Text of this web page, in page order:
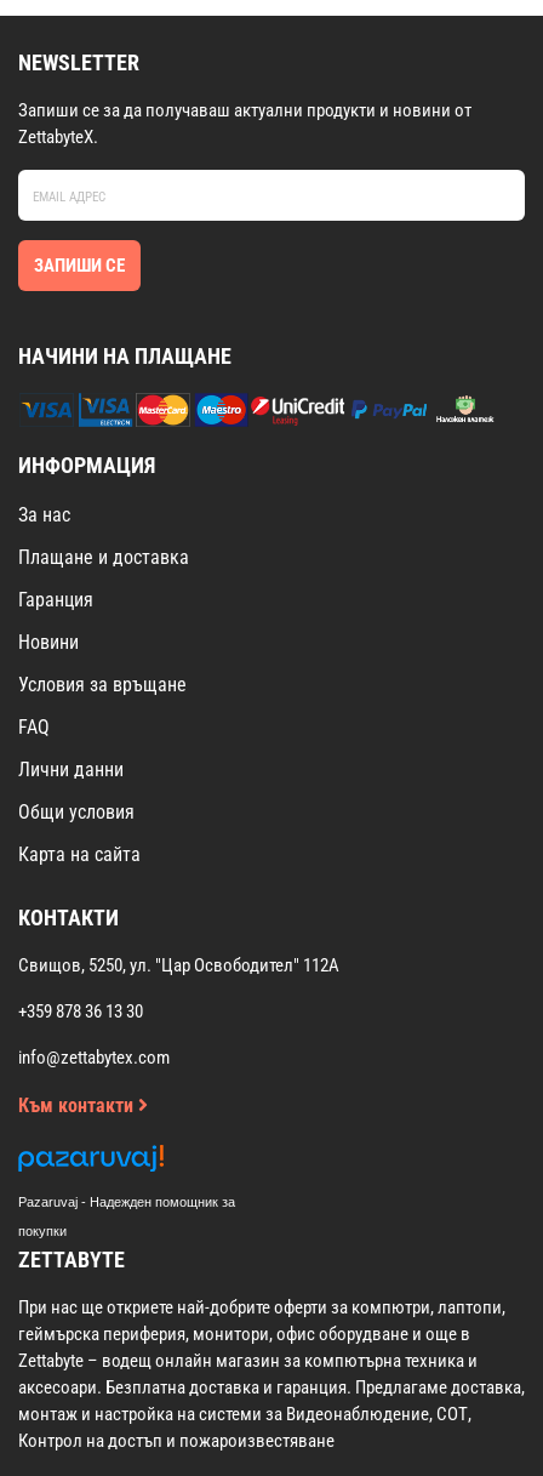
NEWSLETTER
Запиши се за да получаваш актуални продукти и новини от
ZettabyteX.
ЗАПИШИ СЕ
НАЧИНИ НА ПЛАЩАНЕ
ИНФОРМАЦИЯ
За нас
Плащане и доставка
Гаранция
Новини
Условия за връщане
FAQ
Лични данни
Общи условия
Карта на сайта
КОНТАКТИ
Свищов, 5250, ул. "Цар Освободител" 112А
+359 878 36 13 30
info@zettabytex.com
Към контакти
Pazaruvaj - Надежден помощник за
покупки
ZETTABYTE
При нас ще откриете най-добрите оферти за компютри, лаптопи,
геймърска периферия, монитори, офис оборудване и още в
Zettabyte – водещ онлайн магазин за компютърна техника и
аксесоари. Безплатна доставка и гаранция. Предлагаме доставка,
монтаж и настройка на системи за Видеонаблюдение, СОТ,
Контрол на достъп и пожароизвестяване